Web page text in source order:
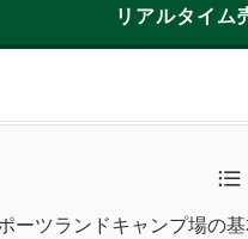
リアルタイム
ーツランドキャンプ場の